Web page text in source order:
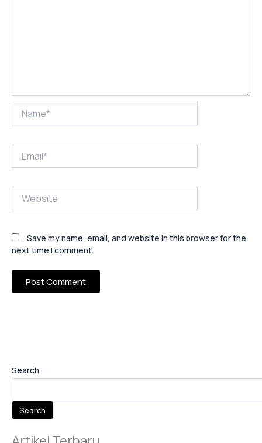
Search
Search
Save my name, email, and website in this browser for the
next time I comment.